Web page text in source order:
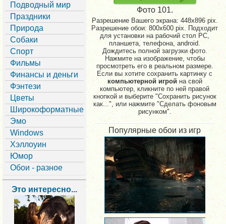
Подводный мир
Праздники
Природа
Собаки
Спорт
Фильмы
Финансы и деньги
Фэнтези
Цветы
Широкоформатные
Эмо
Windows
Хэллоуин
Юмор
Обои - разное
Это интересно...
Фото 101.
Разрешение Вашего экрана: 448x896 pix.
Разрешение обои: 800x600 pix. Подходит
для установки на рабочий стол PC,
планшета, телефона, android.
Дождитесь полной загрузки фото.
Нажмите на изображение, чтобы
просмотреть его в реальном размере.
Если вы хотите сохранить картинку с
компьютерной игрой на свой
компьютер, кликните по ней правой
кнопкой и выберите "Сохранить рисунок
как...", или нажмите "Сделать фоновым
рисунком".
Популярные обои из игр